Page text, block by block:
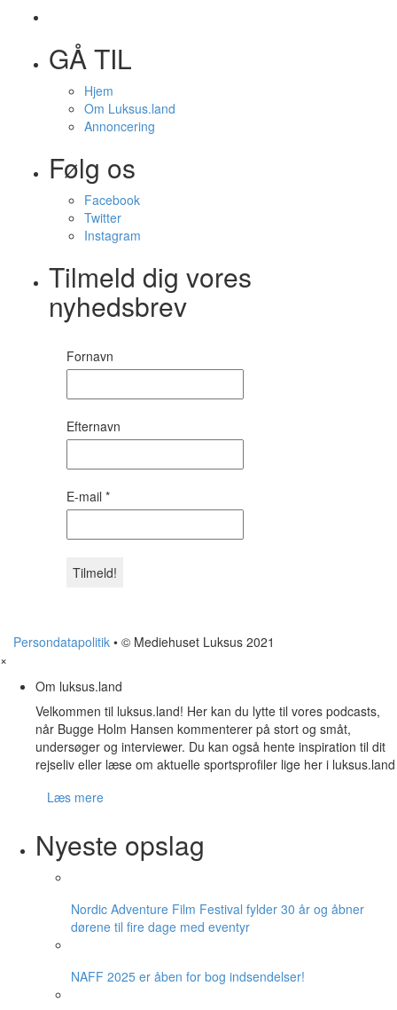
GÅ TIL
Hjem
Om Luksus.land
Annoncering
Følg os
Facebook
Twitter
Instagram
Tilmeld dig vores
nyhedsbrev
Fornavn
Efternavn
E-mail *
Persondatapolitik • © Mediehuset Luksus 2021
×
Om luksus.land
Velkommen til luksus.land! Her kan du lytte til vores podcasts,
når Bugge Holm Hansen kommenterer på stort og småt,
undersøger og interviewer. Du kan også hente inspiration til dit
rejseliv eller læse om aktuelle sportsprofiler lige her i luksus.land
Læs mere
Nyeste opslag
Nordic Adventure Film Festival fylder 30 år og åbner
dørene til fire dage med eventyr
NAFF 2025 er åben for bog indsendelser!